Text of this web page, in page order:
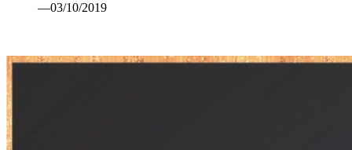
—03/10/2019